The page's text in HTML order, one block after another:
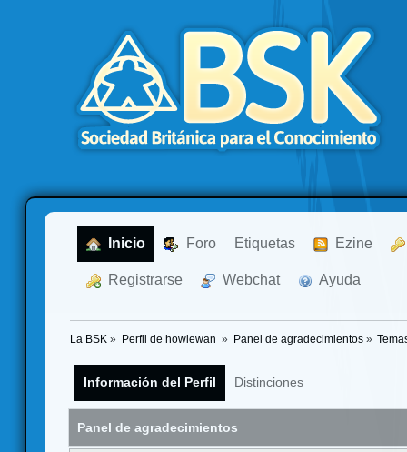
Inicio Foro Etiquetas Ezine
Registrarse Webchat Ayuda
La BSK » Perfil de howiewan » Panel de agradecimientos»
Información del Perfil Distinciones
Panel de agradecimientos